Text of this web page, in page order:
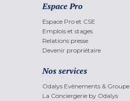
Espace Pro
Espace Pro et CSE
Emplois et stages
Relations presse
Devenir propriétaire
Nos services
Odalys Evènements & Groupe
La Conciergerie by Odalys